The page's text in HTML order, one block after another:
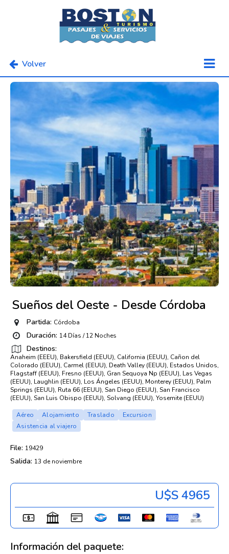
Volver
Sueños del Oeste - Desde Córdoba
Partida: Córdoba
Duración: 14 Días / 12 Noches
Destinos:
Anaheim (EEEU), Bakersfield (EEUU), California (EEUU), Cañon del
Colorado (EEUU), Carmel (EEUU), Death Valley (EEUU), Estados Unidos,
Flagstaff (EEUU), Fresno (EEUU), Gran Sequoya Np (EEUU), Las Vegas
(EEUU), Laughlin (EEUU), Los Ángeles (EEUU), Monterey (EEUU), Palm
Springs (EEUU), Ruta 66 (EEUU), San Diego (EEUU), San Francisco
(EEUU), San Luis Obispo (EEUU), Solvang (EEUU), Yosemite (EEUU)
Aéreo Alojamiento Traslado
Excursion
Asistencia al viajero
File: 19429
Salida: 13 de noviembre
U$s 4965
Información del paquete: